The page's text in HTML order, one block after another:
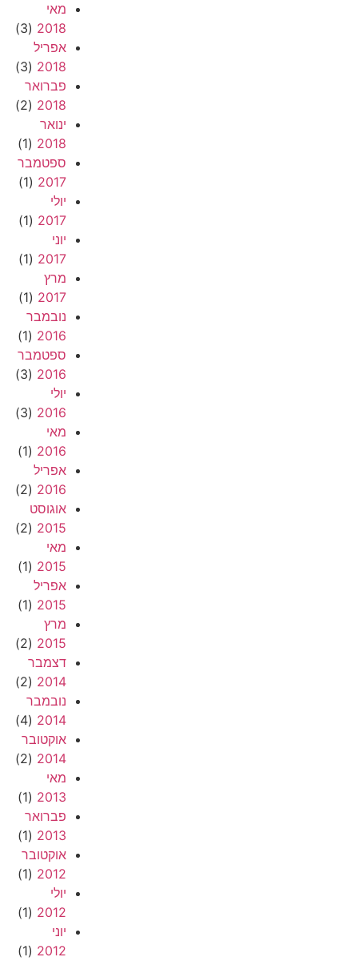
מאי
2018
(3)
אפריל
2018
(3)
פברואר
2018
(2)
ינואר
2018
(1)
ספטמבר
2017
(1)
יולי
2017
(1)
יוני
2017
(1)
מרץ
2017
(1)
נובמבר
2016
(1)
ספטמבר
2016
(3)
יולי
2016
(3)
מאי
2016
(1)
אפריל
2016
(2)
אוגוסט
2015
(2)
מאי
2015
(1)
אפריל
2015
(1)
מרץ
2015
(2)
דצמבר
2014
(2)
נובמבר
2014
(4)
אוקטובר
2014
(2)
מאי
2013
(1)
פברואר
2013
(1)
אוקטובר
2012
(1)
יולי
2012
(1)
יוני
2012
(1)